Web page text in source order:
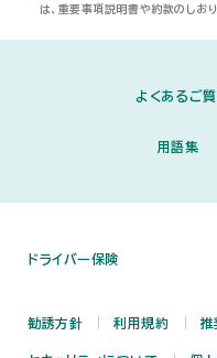
は、重要事項説明書や約款のしお
よくあるご質
用語集
ドライバー保険
勧誘方針 利用規約 推